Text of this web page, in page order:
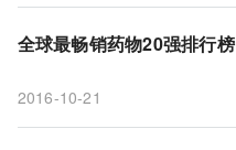
全球最畅销药物20强排行榜
2016-10-21